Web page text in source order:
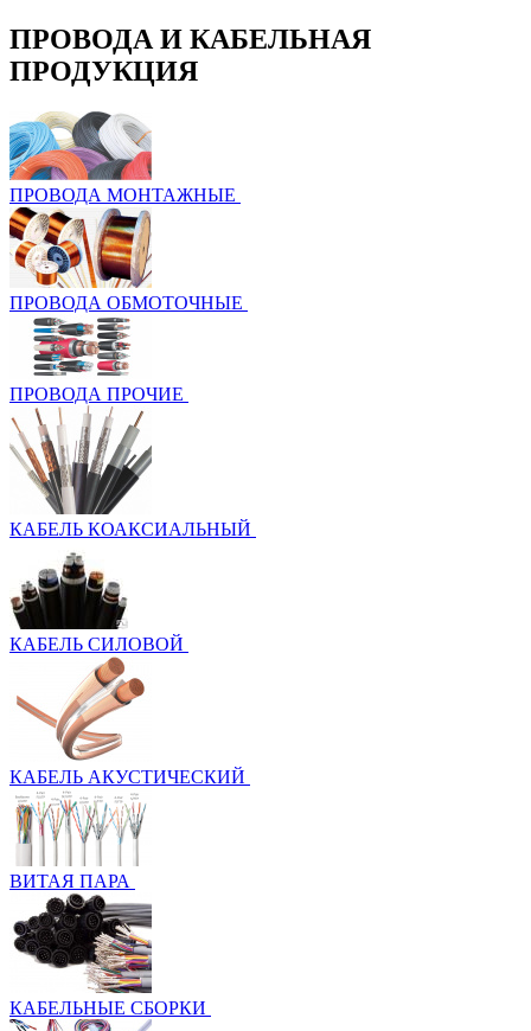
ПРОВОДА И КАБЕЛЬНАЯ
ПРОДУКЦИЯ
ПРОВОДА МОНТАЖНЫЕ
ПРОВОДА ОБМОТОЧНЫЕ
ПРОВОДА ПРОЧИЕ
КАБЕЛЬ КОАКСИАЛЬНЫЙ
КАБЕЛЬ СИЛОВОЙ
КАБЕЛЬ АКУСТИЧЕСКИЙ
ВИТАЯ ПАРА
КАБЕЛЬНЫЕ СБОРКИ